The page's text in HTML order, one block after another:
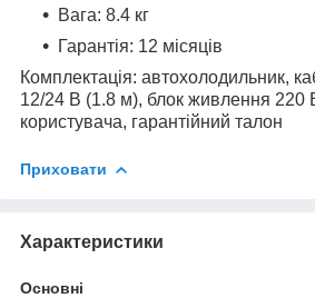
Вага: 8.4 кг
Гарантія: 12 місяців
Комплектація: автохолодильник,
12/24 В (1.8 м), блок живлення 220
користувача, гарантійний талон
Приховати
Характеристики
Основні